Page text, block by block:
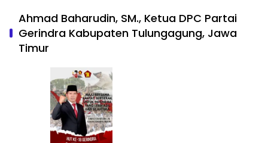
Ahmad Baharudin, SM., Ketua DPC Partai
Gerindra Kabupaten Tulungagung, Jawa
Timur